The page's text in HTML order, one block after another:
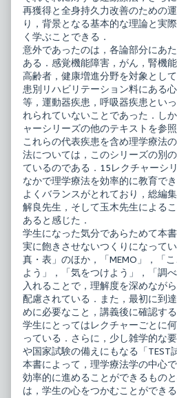
法
学,
再獲得と全身持久力改善のための
り，背景となる基本的な理論と実
く学ぶことできる．
意外であったのは，各論部分にあ
ある．感覚機能障害，がん，腎機
高齢者，健康増進分野を対象とし
患別リハビリテーション料にある
等，運動器疾患，呼吸器疾患とい
れられていないことであった．し
ャーシリーズの他のテキストを参
これらの代表疾患を含め理学療法
法については，このシリーズの別
ているのである．15レクチャーシ
なかで理学療法を効率的に教育で
よくバランスがとれており，総編
解良先生，そして玉木先生による
あると感じた．
学生になった気分であらためて本
実に飽きさせないつくりになって
真・表」のほか，「MEMO」，「
よう」，「気をつけよう」，「調
入れることで，理解度を深めなが
配慮されている．また，最初に到
めに必要なこと，講義後に確認す
学生にとってはレクチャーごとに
っている．さらに，少し雑学的な
や国家試験の備えにもなる「TEST
本書によって，理学療法学の中心
効率的に進めることができるもの
は，学生の心をつかむことができ